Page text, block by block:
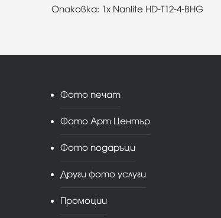
Опаковка: 1x Nanlite HD-T12-4-BHG
Фото печат
Фото Арт Център
Фото подаръци
Други фото услуги
Промоции